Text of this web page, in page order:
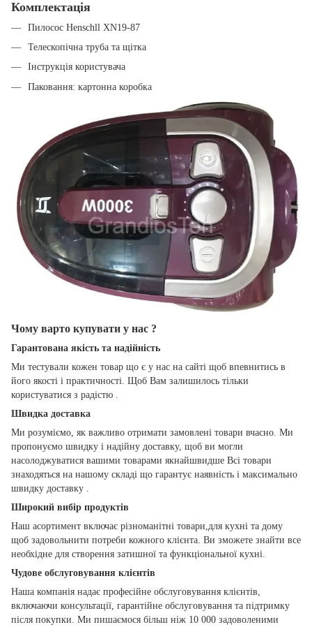
Комплектація
Пилосос Henschll XN19-87
Телескопічна труба та щітка
Інструкція користувача
Паковання: картонна коробка
Чому варто купувати у нас ?
Гарантована якість та надійність
Ми тестували кожен товар що є у нас на сайті щоб впевнитись в
його якості і практичності. Щоб Вам залишилось тільки
користуватися з радістю .
Швидка доставка
Ми розуміємо, як важливо отримати замовлені товари вчасно. Ми
пропонуємо швидку і надійну доставку, щоб ви могли
насолоджуватися вашими товарами якнайшвидше Всі товари
знаходяться на нашому складі що гарантує наявність і максимально
швидку доставку .
Широкий вибір продуктів
Наш асортимент включає різноманітні товари,для кухні та дому
щоб задовольнити потреби кожного клієнта. Ви зможете знайти все
необхідне для створення затишної та функціональної кухні.
Чудове обслуговування клієнтів
Наша компанія надає професійне обслуговування клієнтів,
включаючи консультації, гарантійне обслуговування та підтримку
після покупки. Ми пишаємося більш ніж 10 000 задоволеними